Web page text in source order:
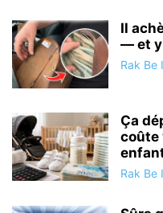
Il
— et y
Rak Be
Ça
coûte
Rak Be